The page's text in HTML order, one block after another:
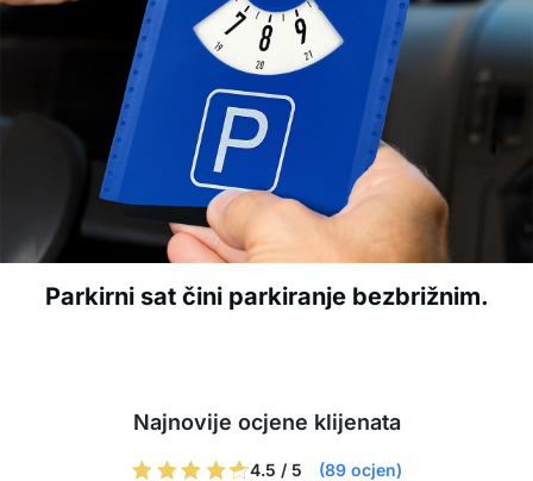
Parkirni sat čini parkiranje bezbrižnim.
Najnovije ocjene klijenata
4.5 / 5 (89 ocjen)